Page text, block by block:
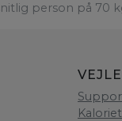
person på 70